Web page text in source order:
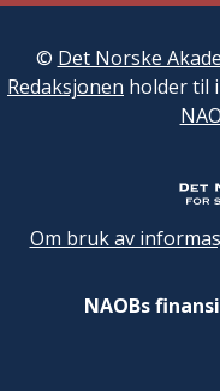
© Det Norske
Redaksjonen holder til
Om bruk av
NAOBs